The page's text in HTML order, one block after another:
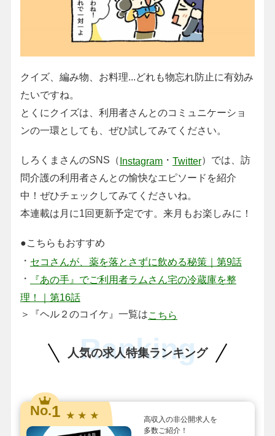
クイズ、編み物、お料理...どれも物忘れ防止に有効み
たいですね。
とくにクイズは、利用者さんとのコミュニケーショ
ンの一環としても、ぜひ試してみてください。
しろくまさんのSNS（Instagram・ Twitter）では、訪
問介護の利用者さんとの愉快なエピソードを紹介
中！ぜひチェックしてみてくださいね。
本連載は月に1回更新予定です。来月もお楽しみに！
●こちらもおすすめ
・ セコさんが、薬を落とさずに飲める秘策｜第9話
・
『あの手』でご利用者ラムさん宅の冷蔵庫を整
理！｜第16話
＞『ヘル２のコイケ』一覧はこちら
人気の求人特集ランキング
Ranking
No.1 ★ ★ ★
高収入の非公開求人を
多数ご紹介！